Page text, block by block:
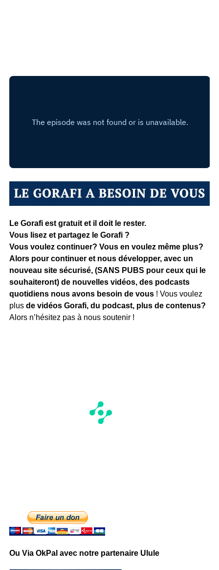
Le Gorafi est gratuit et il doit le rester.
Vous lisez et partagez le Gorafi ?
Vous voulez continuer? Vous en voulez même plus?
Alors pour continuer et nous développer, avec un
nouveau site sécurisé, (SANS PUBS pour ceux qui le
souhaiteront) de nouvelles vidéos, des podcasts
quotidiens nous avons besoin de vous ! Vous voulez
plus de vidéos Gorafi, du podcast, plus de contenus?
Alors n’hésitez pas à nous soutenir !
Ou Via OkPal avec notre partenaire Ulule